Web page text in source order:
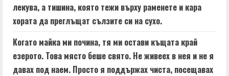
лекува, а тишина, която тежи върху раменете и кара
хората да преглъщат сълзите си на сухо.
Когато майка ми почина, тя ми остави къщата край
езерото. Това място беше свято. Не живеех в нея и не я
давах под наем. Просто я поддържах чиста, посещавах